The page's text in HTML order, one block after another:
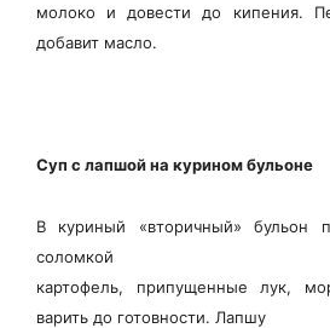
молоко и довести до кипения.
добавит масло.
Суп с лапшой на курином бульоне
В куриный «вторичный» бульон
соломкой
картофель, припущенные лук,
варить до готовности. Лапшу